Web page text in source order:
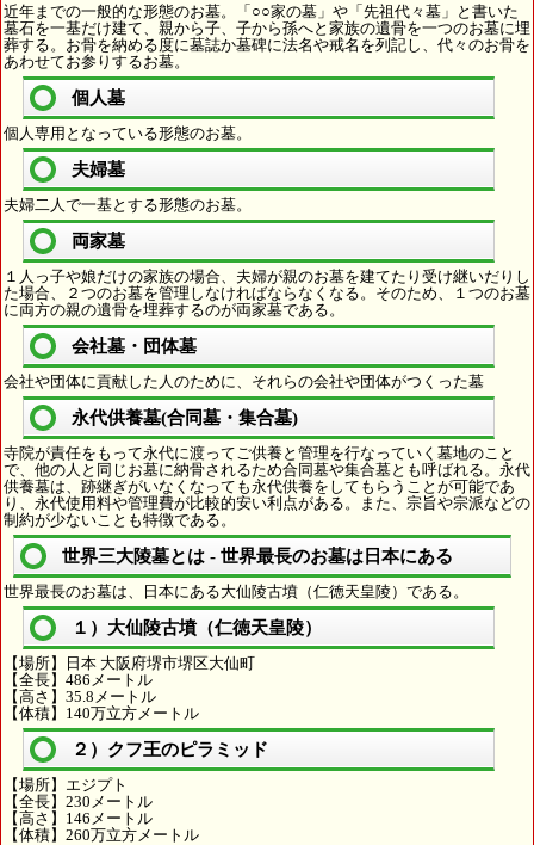
近年までの一般的な形態のお墓。「○○家の墓」や「先祖代々墓」と書いた
墓石を一基だけ建て、親から子、子から孫へと家族の遺骨を一つのお墓に埋
葬する。お骨を納める度に墓誌か墓碑に法名や戒名を列記し、代々のお骨を
あわせてお参りするお墓。
個人墓
個人専用となっている形態のお墓。
夫婦墓
夫婦二人で一基とする形態のお墓。
両家墓
１人っ子や娘だけの家族の場合、夫婦が親のお墓を建てたり受け継いだりし
た場合、２つのお墓を管理しなければならなくなる。そのため、１つのお墓
に両方の親の遺骨を埋葬するのが両家墓である。
会社墓・団体墓
会社や団体に貢献した人のために、それらの会社や団体がつくった墓
永代供養墓(合同墓・集合墓)
寺院が責任をもって永代に渡ってご供養と管理を行なっていく墓地のこと
で、他の人と同じお墓に納骨されるため合同墓や集合墓とも呼ばれる。永代
供養墓は、跡継ぎがいなくなっても永代供養をしてもらうことが可能であ
り、永代使用料や管理費が比較的安い利点がある。また、宗旨や宗派などの
制約が少ないことも特徴である。
世界三大陵墓とは - 世界最長のお墓は日本にある
世界最長のお墓は、日本にある大仙陵古墳（仁徳天皇陵）である。
１）大仙陵古墳（仁徳天皇陵）
【場所】日本 大阪府堺市堺区大仙町
【全長】486メートル
【高さ】35.8メートル
【体積】140万立方メートル
２）クフ王のピラミッド
【場所】エジプト
【全長】230メートル
【高さ】146メートル
【体積】260万立方メートル